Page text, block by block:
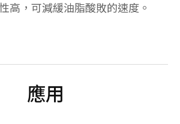
高，可減緩油脂酸敗的速度。
應用